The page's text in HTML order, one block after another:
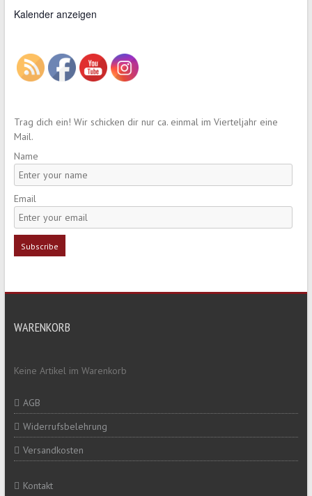
Kalender anzeigen
Trag dich ein! Wir schicken dir nur ca. einmal im Vierteljahr eine
Mail.
Name
Email
WARENKORB
Keine Artikel im Warenkorb
AGB
Widerrufsbelehrung
Versandkosten
Kontakt